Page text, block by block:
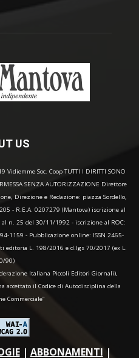
US
Vidiemme Soc. Coop TUTTI I DIRITTI SONO
SENZA AUTORIZZAZIONE Direttore
Direzione e Redazione: piazza Sordello,
- R.E.A. 0207279 (Mantova) iscrizione al
n. 25 del 30/11/1992 - iscrizione al ROC:
1159 - Pubblicazione online: ISSN 2465-
editoria L. 198/2016 e d.lgs 70/2017 (ex L.
90)
Italiana Piccoli Editori Giornali),
accettato il Codice di Autodisciplina della
Commerciale"
| ABBONAMENTI |